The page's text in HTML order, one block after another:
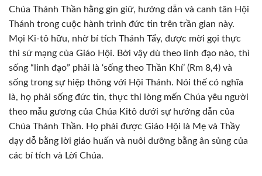
Chúa Thánh Thần hằng gìn giữ, hướng dẫn và canh tân Hội
Thánh trong cuộc hành trình đức tin trên trần gian này.
Mọi Ki-tô hữu, nhờ bí tích Thánh Tẩy, được mời gọi thực
thi sứ mạng của Giáo Hội. Bởi vậy dù theo linh đạo nào, thì
sống “linh đạo” phải là ‘sống theo Thần Khí’ (Rm 8,4) và
sống trong sự hiệp thông với Hội Thánh. Nói thế có nghĩa
là, họ phải sống đức tin, thực thi lòng mến Chúa yêu người
theo mẫu gương của Chúa Kitô dưới sự hướng dẫn của
Chúa Thánh Thần. Họ phải được Giáo Hội là Mẹ và Thầy
dạy dỗ bằng lời giáo huấn và nuôi dưỡng bằng ân sủng của
các bí tích và Lời Chúa.